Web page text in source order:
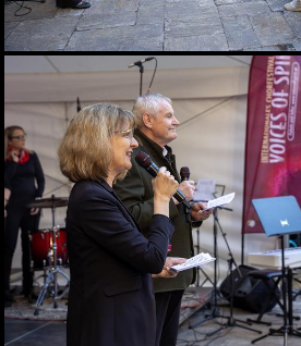
01.06.2026
Fit im Job 2026 - der
steirische
Gesundheitspreis
01.06.2026
Biergarten-Opening am
Schlossberg
31.05.2026
Fußball-Legende Toni
Polster im Murpark
30.05.2026
Landessieger gekürt:
Lackner ist Weingut des